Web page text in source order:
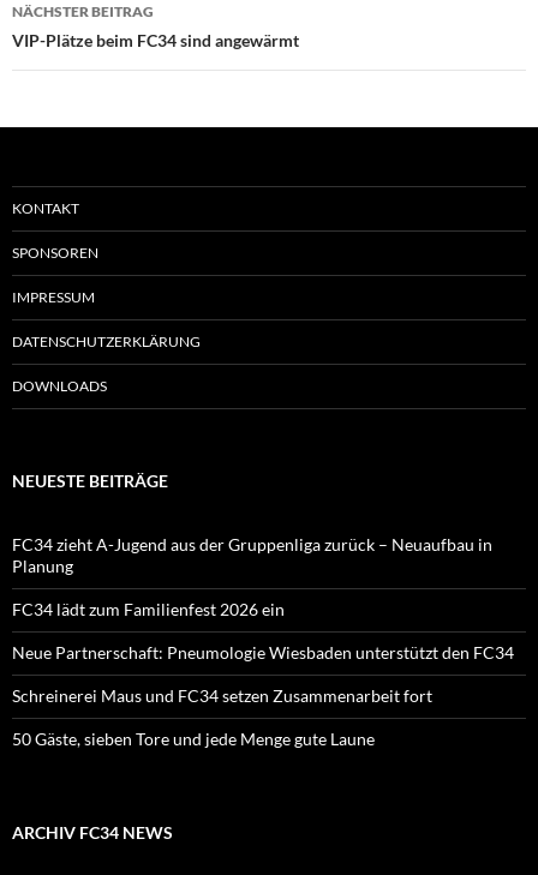
NÄCHSTER BEITRAG
VIP-Plätze beim FC34 sind angewärmt
KONTAKT
SPONSOREN
IMPRESSUM
DATENSCHUTZERKLÄRUNG
DOWNLOADS
NEUESTE BEITRÄGE
FC34 zieht A-Jugend aus der Gruppenliga zurück – Neuaufbau in
Planung
FC34 lädt zum Familienfest 2026 ein
Neue Partnerschaft: Pneumologie Wiesbaden unterstützt den FC34
Schreinerei Maus und FC34 setzen Zusammenarbeit fort
50 Gäste, sieben Tore und jede Menge gute Laune
ARCHIV FC34 NEWS